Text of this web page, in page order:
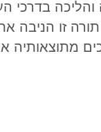
בדרכי
זו הניבה
מתוצאותיה